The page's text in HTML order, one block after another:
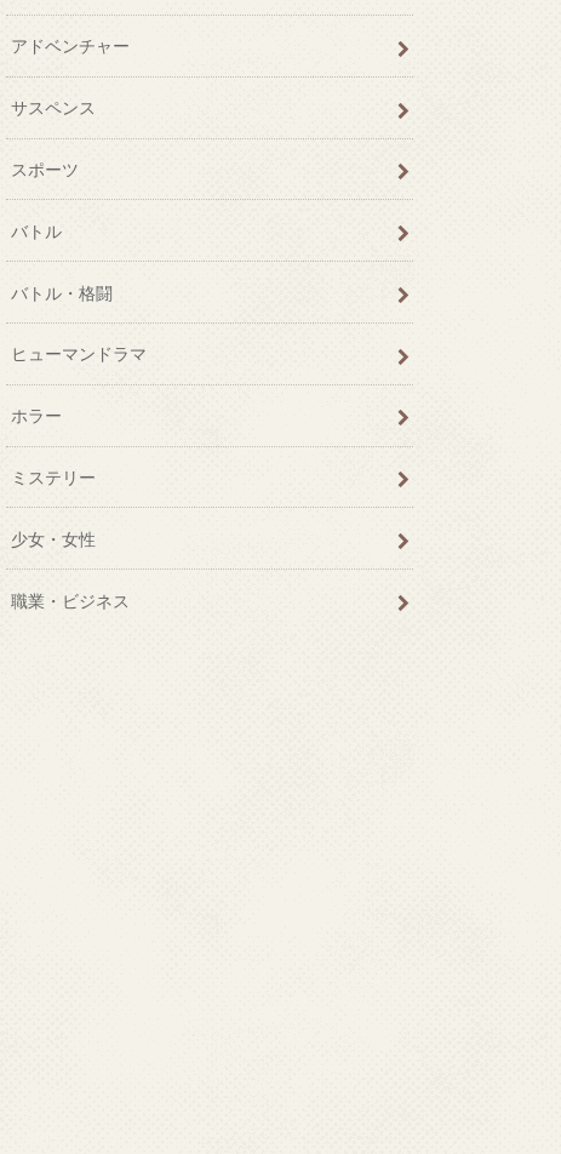
アドベンチャー
サスペンス
スポーツ
バトル
バトル・格闘
ヒューマンドラマ
ホラー
ミステリー
少女・女性
職業・ビジネス